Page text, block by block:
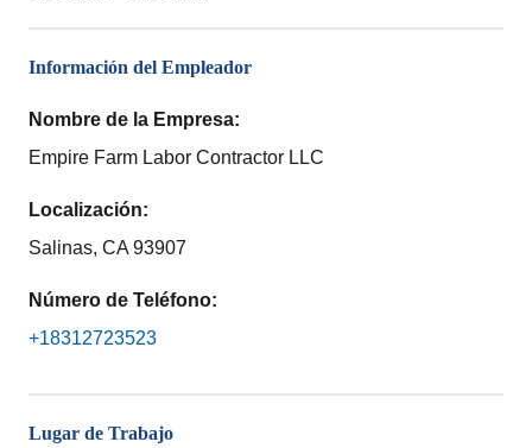
Información del Empleador
Nombre de la Empresa:
Empire Farm Labor Contractor LLC
Localización:
Salinas, CA 93907
Número de Teléfono:
+18312723523
Lugar de Trabajo